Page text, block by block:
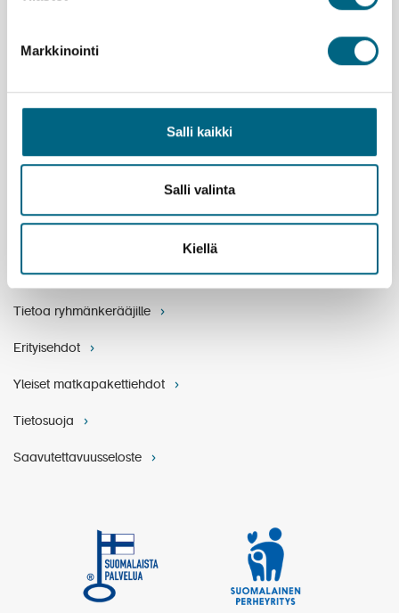
Markkinointi
Salli kaikki
Salli valinta
Kiellä
Asiakaspalvelu
Matkatoimistoille ja agenteille
Tietoa ryhmänkerääjille
Erityisehdot
Yleiset matkapakettiehdot
Tietosuoja
Saavutettavuusseloste